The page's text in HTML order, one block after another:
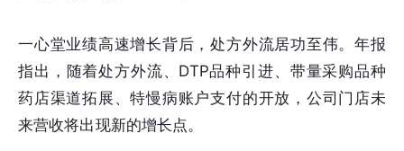
一心堂业绩高速增长背后，处方外流居功至伟。年报
指出，随着处方外流、DTP品种引进、带量采购品种
药店渠道拓展、特慢病账户支付的开放，公司门店未
来营收将出现新的增长点。